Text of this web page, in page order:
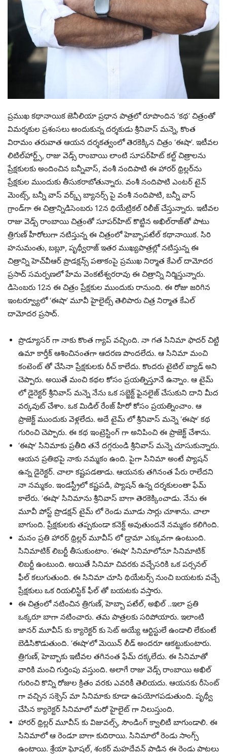
ప్రముఖ కథానాయిక జెనీలియా ప్రధాన పాత్రలో రూపొందిన ‘కథ’ చిత్రంతో
విమర్శకుల ప్రశంసలు అందుకున్న దర్శకుడు శ్రీనివాస్‌ మన్నె, కొంత
విరామం తరువాత ఆయన దర్శకత్వంలో తెరకెక్కిన చిత్రం ‘ఈషా’. ఇటీవల
లిటిల్‌హార్ట్స్‌, రాజు వెడ్స్‌ రాంబాయి లాంటి సూపర్‌హిట్‌ కల్ట్‌ చిత్రాలను
ప్రేక్షకులకు అందించిన బన్నీవాస్‌, వంశీ నందిపాటి ఈ హారర్‌ థ్రిల్లర్‌ను
ప్రేక్షకుల ముందుకు తీసుకరాబోతున్నారు. వంశీ నందిపాటి ఎంటర్ టైన్
మెంట్స్, బన్నీ వాస్ వర్క్స్ బ్యానర్స్ పై వంశీ నందిపాటి, బన్నీ వాస్
గ్రాండ్‌గా ఈ చిత్రాన్నిడిసెంబరు 12న థియేట్రికల్ రిలీజ్ చేస్తున్నారు. ఇటీవల
రాజు వెడ్స్‌ రాంబాయి చిత్రంతో సూపర్‌హిట్‌ కొట్టిన అఖిల్‌రాజ్‌తో పాటు
త్రిగుణ్‌ హీరోలుగా నటిస్తున్న ఈ చిత్రంలో హెబ్బాపటేల్‌ కథానాయిక. సిరి
హనుమంతు, బబ్లూ, పృథ్వీరాజ్‌ ఇతర ముఖ్యపాత్రల్లో నటిస్తున్న ఈ
చిత్రాన్ని హెచ్‌వీఆర్‌ ప్రొడక్షన్స్‌ పతాకంపై ప్రముఖ నిర్మాత కేఎల్‌ దామోదర
ప్రసాద్‌ సమర్పణలో హేమ వెంకటేశ్వరరావు ఈ చిత్రాన్ని నిర్మిస్తున్నారు.
డిసెంబరు 12న ఈ చిత్రం ప్రేక్షకుల ముందుకు రానుంది. ఈ రోజు జరిగిన
ఇంటర్వ్యూలో ‘ఈషా’ మూవీ హైలైట్స్ తెలిపారు చిత్ర నిర్మాత కేఎల్‌
దామోదర ప్రసాద్‌.
ప్రొడ్యూసర్ గా నాకు కొంత గ్యాప్ వచ్చింది. నా గత సినిమా ఫాదర్ చిట్టి
ఉమా కార్తీక్ ఆశించినంతగా ఆదరణ పొందలేదు. ఆ సినిమా మంచి
కంటెంట్ తో చేసినా ప్రేక్షకులకు రీచ్ కాలేదు. కొందరు టైటిల్ బ్యాడ్ అని
చెప్పారు. అయితే మంచి కథల కోసం ప్రయత్నిస్తూనే ఉన్నాం. ఆ టైమ్
లో డైరెక్టర్ శ్రీనివాస్ మన్నె నేను ఒక సబ్జెక్ట్ ఫైనలైజ్ చేసుకుని దాని మీద
వర్కవుట్ చేశాం. ఒక మిడిల్ రేంజ్ హీరో కోసం ప్రయత్నించాం. ఆ
ప్రాజెక్ట్ ముందుకు వెళ్లలేదు. అదే టైమ్ లో శ్రీనివాస్ మన్నె ‘ఈషా’ కథ
గురించి చెప్పారు. ఈ కథ ఇంట్రెస్టింగ్ గా అనిపించి ఈ ప్రాజెక్ట్ చేశాను.
‘ఈషా’ సినిమాకు ప్రతీది తనే దగ్గరుండి శ్రీనివాస్ మన్నె చూసుకున్నారు.
ఆయన ప్రతిభపై నాకు నమ్మకం ఉంది. పైగా సినిమా అంటే ప్యాషన్
ఉన్న డైరెక్టర్. చాలా కష్టపడతాడు. ఆయనకు తగినంత పేరు రాలేదని
నా నమ్మకం. ఇండస్ట్రీలో కష్టపడి, ప్యాషన్ ఉన్న దర్శకులంతా ఫేమ్
కాలేరు. ‘ఈషా’ సినిమాను శ్రీనివాస్ బాగా తెరకెక్కించాడు. నేను ఈ
మూవీ పోస్ట్ ప్రొడక్షన్ టైమ్ లో రెండు మూడు సార్లు చూశాను. చాలా
బాగుంది. ప్రేక్షకులకు తప్పకుండా కనెక్ట్ అవుతుందనే నమ్మకం కలిగింది.
మనం ప్రతి హారర్ థ్రిల్లర్ మూవీస్ లో డ్రామా ఎక్కువగా ఉంటుంది.
సినిమాటిక్ లిబర్టీ తీసుకుంటాం. ‘ఈషా’ సినిమాలోనూ సినిమాటిక్
లిబర్టీ ఉంటుంది. అయితే సినిమా చివరకు వచ్చేసరికి ఒక పర్సనల్
ఫీల్ కలుగుతుంది. ఈ సినిమా చూసి థియేటర్స్ నుంచి బయటకు వచ్చే
ప్రేక్షకులు ఒక రియలిస్టిక్ ఫీల్ తో బయటకు వస్తారు.
ఈ చిత్రంలో నటించిన త్రిగుణ్, హెబ్బా పటేల్, అఖిల్ ..ఇలా ప్రతి
ఒక్కరూ బాగా నటించారు. తమ పాత్రలకు సరిపోయారు. ఇలాంటి
జానర్ మూవీస్ కు క్యారెక్టర్ కు సెట్ అయ్యే ఆర్టిస్టులే ఉండాలి లేకుంటే
బెడిసికొడుతుంది. ‘ఈషా’లో మెయిన్ లీడ్ అందరూ ఆకట్టుకుంటారు.
త్రిగుణ్, హెబ్బాకు ఇటీవల తగినంత ఫేమ్ దక్కలేదు. ఈ సినిమాతో
వారికి మంచి గుర్తింపు వస్తుంది. అలాగే రాజు వెడ్స్ రాంబాయి అఖిల్
గురించి కొన్ని రోజుల క్రితం వరకు ఎవరికీ తెలియదు. ఆయనకు రీసెంట్
గా వచ్చిన సక్సెస్ మా సినిమాకు కూడా ఉపయోగపడుతుంది. పృథ్వీ
చేసిన క్యారెక్టర్ సినిమాలో మరో హైలైట్ గా నిలుస్తుంది.
హారర్ థ్రిల్లర్ మూవీస్ కు విజువల్స్, సౌండింగ్ క్వాలిటీ బాగుండాలి. ఈ
సినిమాలో ఆ రెండూ బాగా కుదిరాయి. సినిమాలో రెండు సాంగ్స్
ఉంటాయి. శ్రేయా ఘోషల్, శంకర్ మహదేవన్ పాడిన ఈ రెండు పాటలు